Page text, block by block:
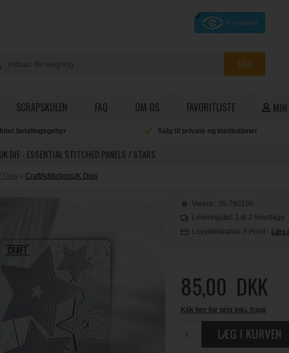
SCRAPSKOLEN FAQ OM OS FAVORITLISTE
Intet betalingsgebyr Salg til private og institutioner
DIE - ESSENTIAL STITCHED PANELS / STARS
Dies » CraftAddictionUK Dies
Varenr.: 35-760100
Leveringstid: 1 til 2 hverdage
Loyalitetsrabat: 3 Point - Læs
85,00 DKK
Klik her for pris inkl. fragt